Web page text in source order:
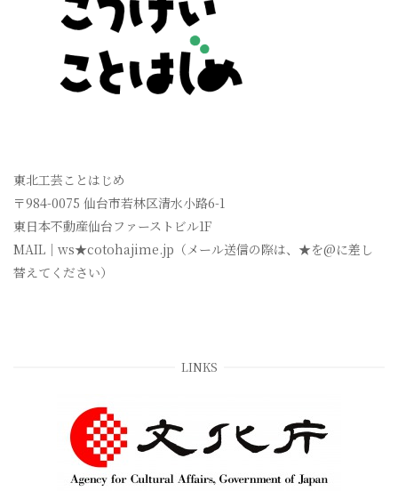
東北工芸ことはじめ
〒984-0075 仙台市若林区清水小路6-1
東日本不動産仙台ファーストビル1F
MAIL｜ws★cotohajime.jp（メール送信の際は、★を@に差し
替えてください）
LINKS